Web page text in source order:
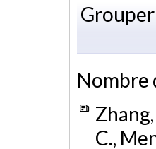
Nombre
Zhang,
C.,